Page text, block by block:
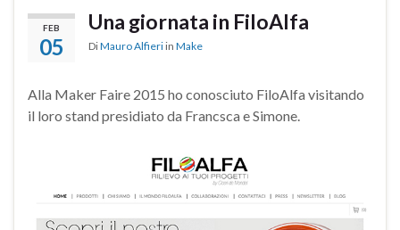
FEB
05
Una giornata in FiloAlfa
DiMauro Alfieri in Make
Alla Maker Faire 2015 ho conosciuto FiloAlfa visitando
il loro stand presidiato da Francsca e Simone.